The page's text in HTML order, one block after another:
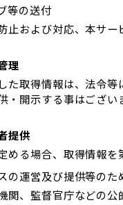
等の送付
止および対応、本サ
理
た取得情報は、法令
・開示する事はござい
提供
める場合、取得情報を
の運営及び提供等の
関、監督官庁などの